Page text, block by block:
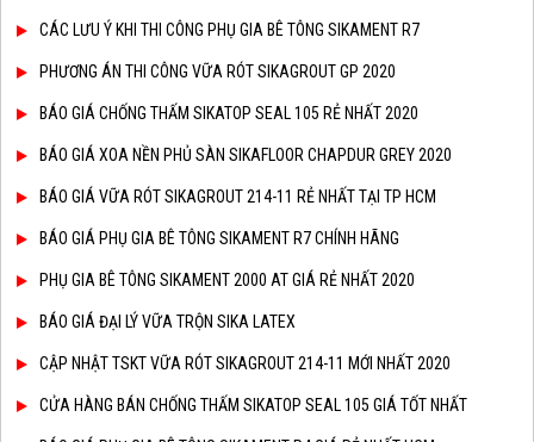
CÁC LƯU Ý KHI THI CÔNG PHỤ GIA BÊ TÔNG SIKAMENT R7
PHƯƠNG ÁN THI CÔNG VỮA RÓT SIKAGROUT GP 2020
BÁO GIÁ CHỐNG THẤM SIKATOP SEAL 105 RẺ NHẤT 2020
BÁO GIÁ XOA NỀN PHỦ SÀN SIKAFLOOR CHAPDUR GREY 2020
BÁO GIÁ VỮA RÓT SIKAGROUT 214-11 RẺ NHẤT TẠI TP HCM
BÁO GIÁ PHỤ GIA BÊ TÔNG SIKAMENT R7 CHÍNH HÃNG
PHỤ GIA BÊ TÔNG SIKAMENT 2000 AT GIÁ RẺ NHẤT 2020
BÁO GIÁ ĐẠI LÝ VỮA TRỘN SIKA LATEX
CẬP NHẬT TSKT VỮA RÓT SIKAGROUT 214-11 MỚI NHẤT 2020
CỬA HÀNG BÁN CHỐNG THẤM SIKATOP SEAL 105 GIÁ TỐT NHẤT